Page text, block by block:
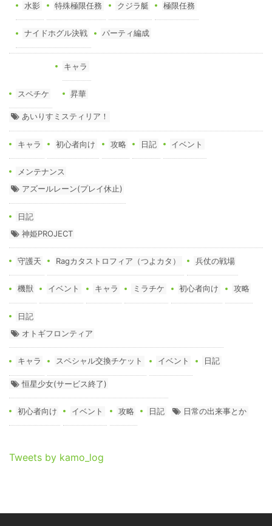
水影 特殊極限任務 クジラ艇 極限任務
ナイドホグル決戦 パーティ編成
スペチケ
キャラ
昇華
あいりすミスティリア！
キャラ 初心者向け 攻略 日記 イベント
メンテナンス
アズールレーン(プレイ休止)
日記
神姫PROJECT
守護天 Ragカタストロフィア（つよカタ） 兵仗の戦場
機獣 イベント キャラ ミラチケ 初心者向け 攻略
日記
オトギフロンティア
キャラ スペシャル交換チケット イベント 日記
恒星少女(サービス終了)
初心者向け イベント 攻略 日記 日常の出来事とか
Tweets by kamo_log